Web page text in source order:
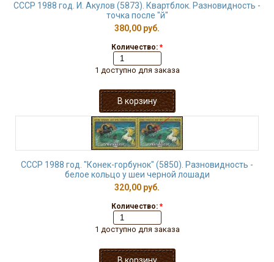
СССР 1988 год. И. Акулов (5873). Квартблок. Разновидность -
точка после "й"
380,00 руб.
Количество: *
1 доступно для заказа
СССР 1988 год. "Конек-горбунок" (5850). Разновидность -
белое кольцо у шеи черной лошади
320,00 руб.
Количество: *
1 доступно для заказа